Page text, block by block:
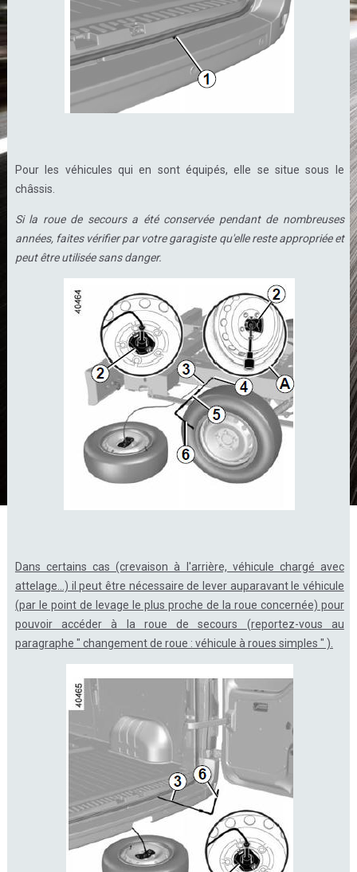
Pour les véhicules qui en sont équipés, elle se situe sous le
châssis.
Si la roue de secours a été conservée pendant de nombreuses
années, faites vérifier par votre garagiste qu'elle reste appropriée et
peut être utilisée sans danger.
Dans certains cas (crevaison à l'arrière, véhicule chargé avec
attelage...) il peut être nécessaire de lever auparavant le véhicule
(par le point de levage le plus proche de la roue concernée) pour
pouvoir accéder à la roue de secours (reportez-vous au
paragraphe " changement de roue : véhicule à roues simples " ).